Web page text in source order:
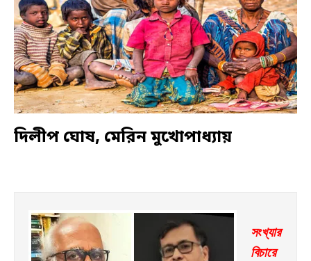
দিলীপ ঘোষ, মেরিন মুখোপাধ্যায়
সংখ্যার
বিচারে